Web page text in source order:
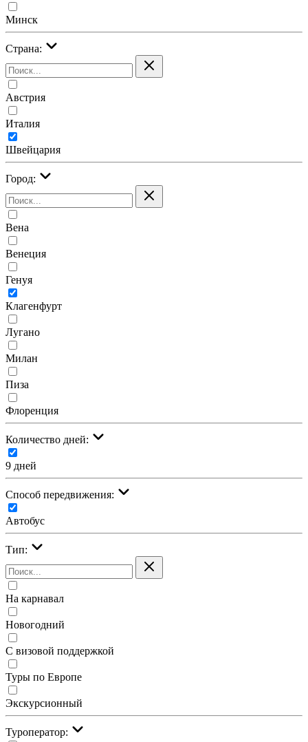
Минск
Страна:
Австрия
Италия
Швейцария
Город:
Вена
Венеция
Генуя
Клагенфурт
Лугано
Милан
Пиза
Флоренция
Количество дней:
9 дней
Cпособ передвижения:
Автобус
Тип:
На карнавал
Новогодний
С визовой поддержкой
Туры по Европе
Экскурсионный
Туроператор: